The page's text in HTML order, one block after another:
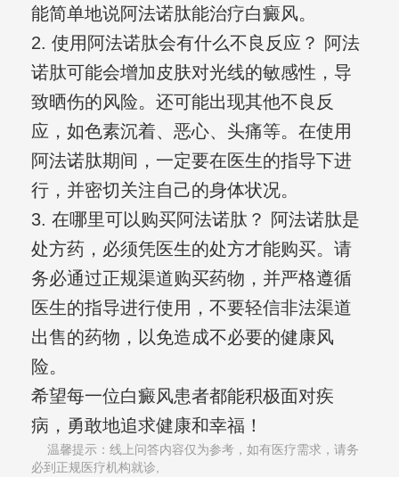
能简单地说阿法诺肽能治疗白癜风。
2. 使用阿法诺肽会有什么不良反应？ 阿法
诺肽可能会增加皮肤对光线的敏感性，导
致晒伤的风险。还可能出现其他不良反
应，如色素沉着、恶心、头痛等。在使用
阿法诺肽期间，一定要在医生的指导下进
行，并密切关注自己的身体状况。
3. 在哪里可以购买阿法诺肽？ 阿法诺肽是
处方药，必须凭医生的处方才能购买。请
务必通过正规渠道购买药物，并严格遵循
医生的指导进行使用，不要轻信非法渠道
出售的药物，以免造成不必要的健康风
险。
希望每一位白癜风患者都能积极面对疾
病，勇敢地追求健康和幸福！
温馨提示：线上问答内容仅为参考，如有医疗需求，请务
必到正规医疗机构就诊,